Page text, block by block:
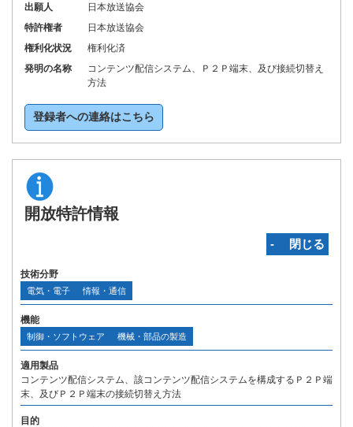
出願人
日本放送協会
特許権者
日本放送協会
権利化状況
権利化済
発明の名称
コンテンツ配信システム、Ｐ２Ｐ端末、及び接続切替え
方法
登録者への連絡はこちら
開放特許情報
‐ 閉じる
技術分野
電気・電子 情報・通信
機能
制御・ソフトウェア 機械・部品の製造
適用製品
コンテンツ配信システム、該コンテンツ配信システムを構成するＰ２Ｐ端
末、及びＰ２Ｐ端末の接続切替え方法
目的